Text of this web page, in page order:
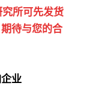
所可先发货
待与您的合
业